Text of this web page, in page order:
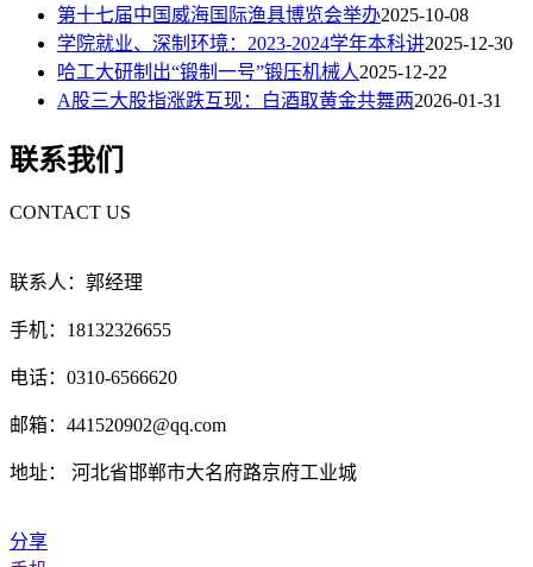
第十七届中国威海国际渔具博览会举办2025-10-08
学院就业、深制环境：2023-2024学年本科讲2025-12-30
哈工大研制出“锻制一号”锻压机械人2025-12-22
A股三大股指涨跌互现：白酒取黄金共舞两2026-01-31
联系我们
CONTACT US
联系人：郭经理
手机：18132326655
电话：0310-6566620
邮箱：441520902@qq.com
地址： 河北省邯郸市大名府路京府工业城
分享